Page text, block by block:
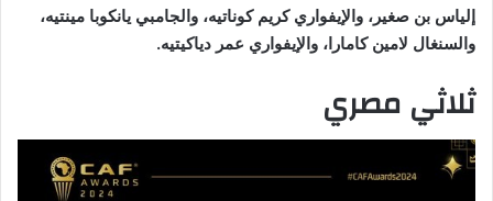
إلياس بن صغير، والإيفواري كريم كوناتيه، والجامبي يانكوبا مينتيه،
والسنغال لامين كامارا، والإيفواري عمر دياكيتيه.
ثلاثي مصري